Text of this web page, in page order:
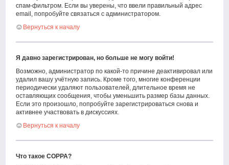
спам-фильтром. Если вы уверены, что ввели правильный адрес
email, попробуйте связаться с администратором.
Вернуться к началу
Я давно зарегистрирован, но больше не могу войти!
Возможно, администратор по какой-то причине деактивировал или
удалил вашу учётную запись. Кроме того, многие конференции
периодически удаляют пользователей, длительное время не
оставляющих сообщения, чтобы уменьшить размер базы данных.
Если это произошло, попробуйте зарегистрироваться снова и
активнее участвовать в дискуссиях.
Вернуться к началу
Что такое COPPA?